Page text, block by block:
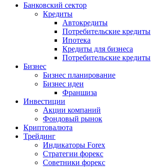
Банковский сектор
Кредиты
Автокредиты
Потребительские кредиты
Ипотека
Кредиты для бизнеса
Потребительские кредиты
Бизнес
Бизнес планирование
Бизнес идеи
Франшиза
Инвестиции
Акции компаний
Фондовый рынок
Криптовалюта
Трейдинг
Индикаторы Forex
Стратегии форекс
Советники форекс